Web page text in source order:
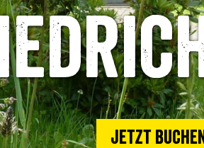
Jetzt buchen